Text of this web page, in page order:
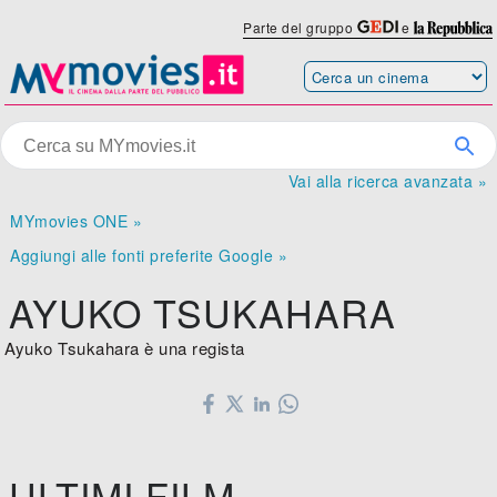
Parte del gruppo e
Vai alla ricerca avanzata »
MYmovies ONE »
Aggiungi alle fonti preferite Google »
AYUKO TSUKAHARA
Ayuko Tsukahara è una regista